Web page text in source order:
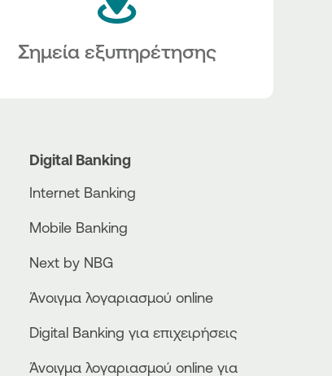
Σημεία εξυπηρέτησης
Digital Banking
Internet Banking
Mobile Banking
Next by NBG
Άνοιγμα λογαριασμού online
Digital Banking για επιχειρήσεις
Άνοιγμα λογαριασμού online για